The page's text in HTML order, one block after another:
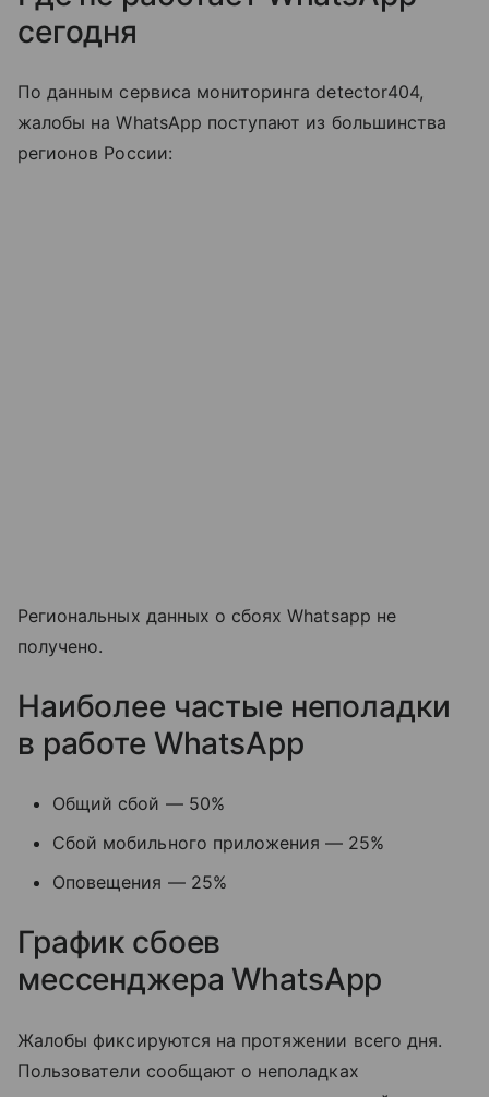
сегодня
По данным сервиса мониторинга detector404,
жалобы на WhatsApp поступают из большинства
регионов России:
Региональных данных о сбоях Whatsapp не
получено.
Наиболее частые неполадки
в работе WhatsApp
Общий сбой — 50%
Сбой мобильного приложения — 25%
Оповещения — 25%
График сбоев
мессенджера WhatsApp
Жалобы фиксируются на протяжении всего дня.
Пользователи сообщают о неполадках